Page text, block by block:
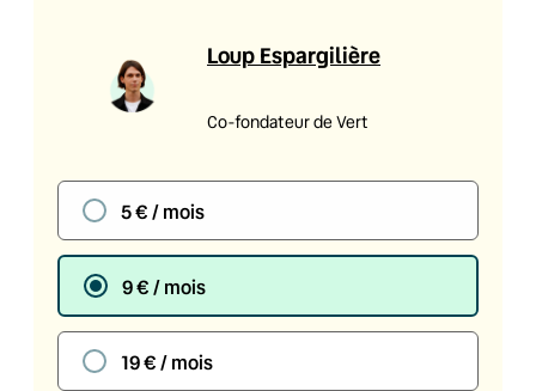
Loup Espargilière
Co-fondateur de Vert
5 € / mois
9 € / mois
19 € / mois